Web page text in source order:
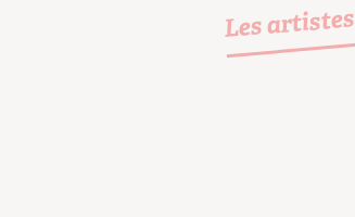
Les artistes